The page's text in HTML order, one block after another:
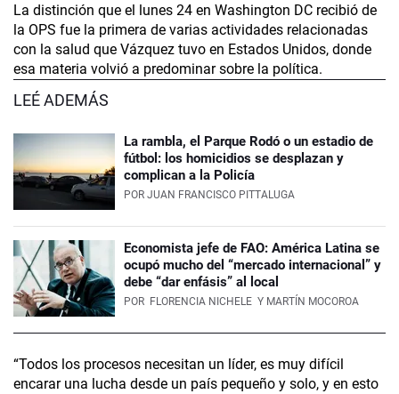
La distinción que el lunes 24 en Washing­ton DC recibió de
la OPS fue la primera de varias actividades relacionadas
con la salud que Vázquez tuvo en Estados Unidos, donde
esa materia volvió a predominar sobre la política.
LEÉ ADEMÁS
La rambla, el Parque Rodó o un estadio de
fútbol: los homicidios se desplazan y
complican a la Policía
POR JUAN FRANCISCO PITTALUGA
Economista jefe de FAO: América Latina se
ocupó mucho del “mercado internacional” y
debe “dar enfásis” al local
POR FLORENCIA NICHELE Y MARTÍN MOCOROA
“Todos los procesos necesitan un líder, es muy difícil
encarar una lucha desde un país pequeño y solo, y en esto